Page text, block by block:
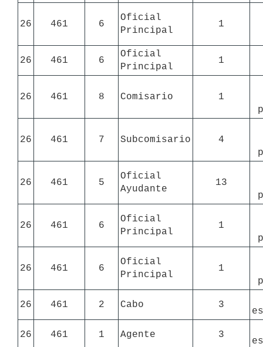
26 461 6
Oficial
Principal
1
26 461 6
Oficial
Principal
1
26 461 8 Comisario
1
26 461 7 Subcomisario
4
26 461 5
Oficial
Ayudante
13
26 461 6
Oficial
Principal
1
26 461 6
Oficial
Principal
1
26 461 2 Cabo 3
26 461 1 Agente 3